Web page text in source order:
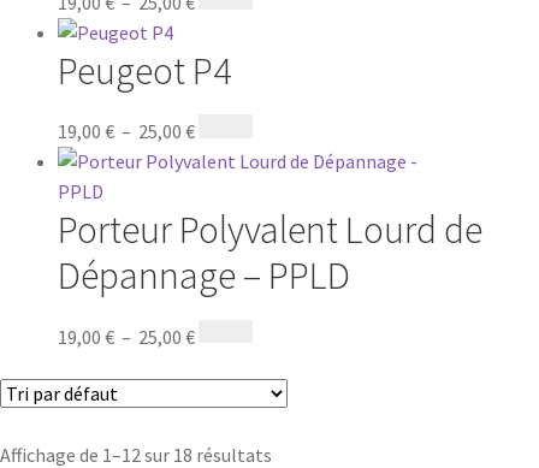
Peugeot P4
19,00 € – 25,00 €
Porteur Polyvalent Lourd de
Dépannage – PPLD
19,00 € – 25,00 €
Affichage de 1–12 sur 18 résultats